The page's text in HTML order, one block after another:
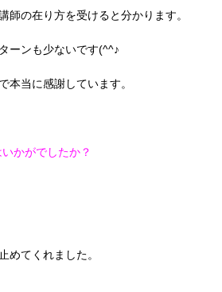
師の在り方を受けると分かります。
ーンも少ないです(^^♪
本当に感謝しています。
かがでしたか？
めてくれました。